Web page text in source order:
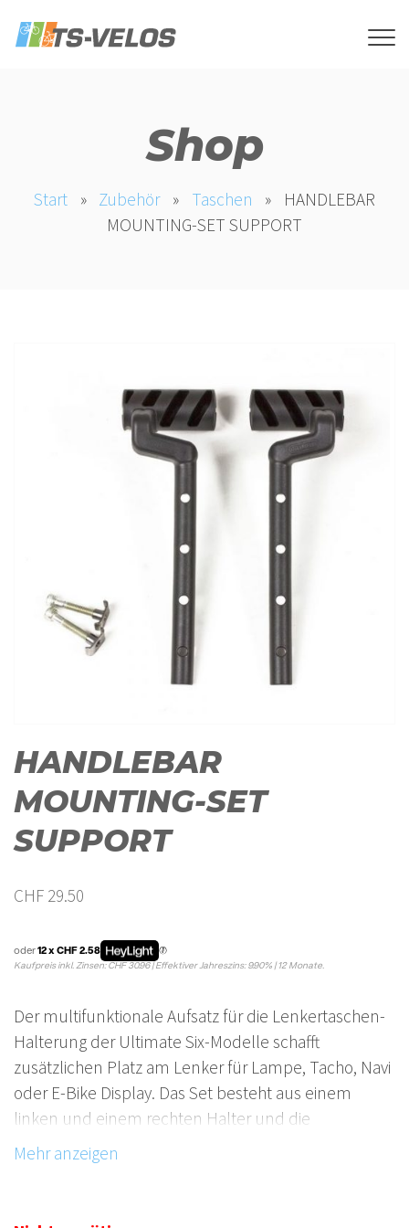
Shop
Start » Zubehör » Taschen »
HANDLEBAR
MOUNTING-SET SUPPORT
HANDLEBAR
MOUNTING-SET
SUPPORT
CHF 29.50
oder12 x CHF 2.58
Kaufpreis inkl. Zinsen: CHF 30.96 | Effektiver Jahreszins: 9.90% | 12 Monate.
Der multifunktionale Aufsatz für die Lenkertaschen-
Halterung der Ultimate Six-Modelle schafft
zusätzlichen Platz am Lenker für Lampe, Tacho, Navi
oder E-Bike Display. Das Set besteht aus einem
linken und einem rechten Halter und die
Anbringung ist paarweise (notwendig z.B. für die
Aufnahme des Bosch E-Bike Displays) oder einzeln
Die in der Höhe verstellbaren Aufsatzelemente